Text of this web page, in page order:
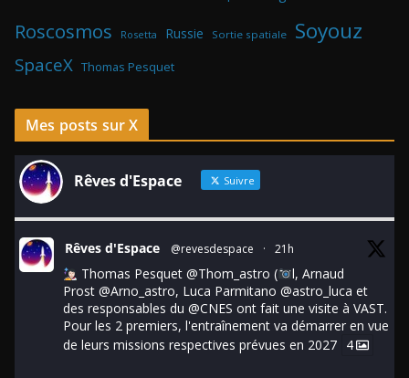
Roscosmos Rosetta Russie Sortie spatiale Soyouz
SpaceX Thomas Pesquet
Mes posts sur X
Rêves d'Espace Suivre
Rêves d'Espace @revesdespace · 21h
Thomas Pesquet @Thom_astro (
l, Arnaud
Prost @Arno_astro, Luca Parmitano @astro_luca et
des responsables du @CNES ont fait une visite à VAST.
Pour les 2 premiers, l'entraînement va démarrer en vue
de leurs missions respectives prévues en 2027 4